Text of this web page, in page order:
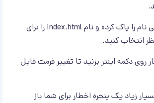
سپس تمامی نام را پاک کرده و نام index.html را برای
انتخاب کنید.
روی دکمه اینتر بزنید تا تغییر فرمت فایل
زیاد یک پنجره اخطار برای شما باز